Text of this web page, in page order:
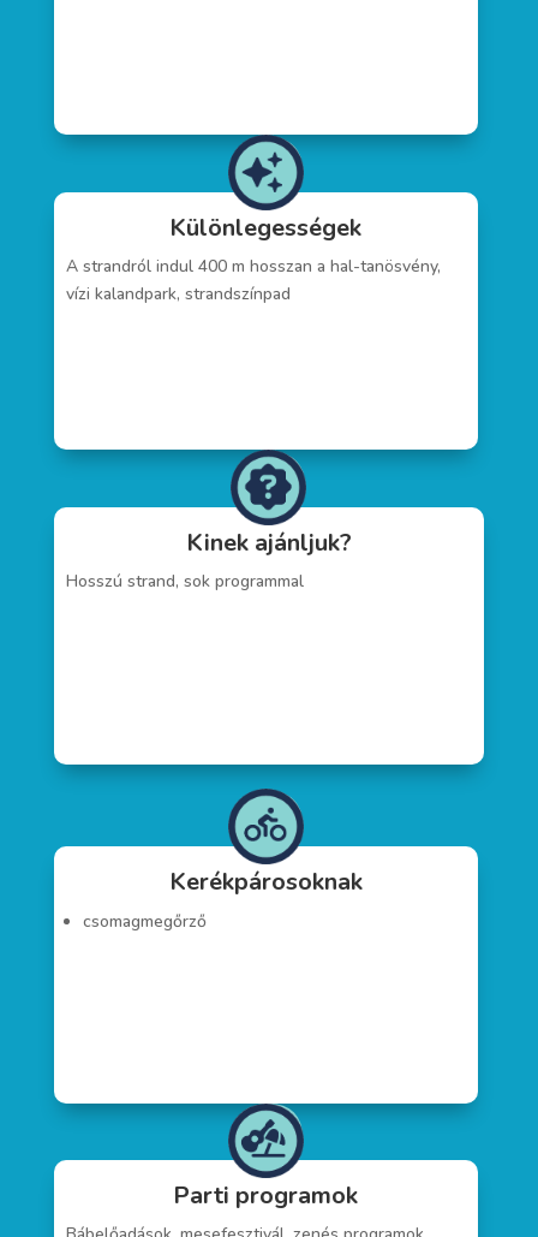
Különlegességek
A strandról indul 400 m hosszan a hal-tanösvény,
vízi kalandpark, strandszínpad
Kinek ajánljuk?
Hosszú strand, sok programmal
Kerékpárosoknak
csomagmegőrző
Parti programok